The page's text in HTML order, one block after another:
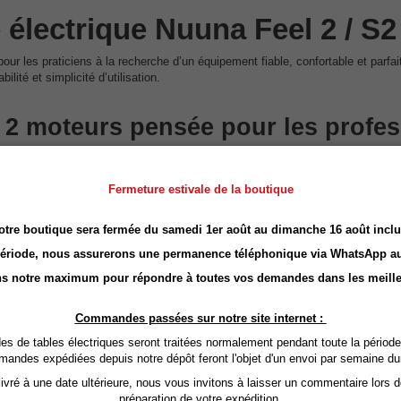
électrique Nuuna Feel 2 /
les praticiens à la recherche d’un équipement fiable, confortable et
et simplicité d’utilisation.
moteurs pensée pour les
son excellent rapport performance/prix, offrant une motorisation
praticien
généreusement rembourré assure un excellent maintien du
de travail à chaque morphologie, réduisant la fatigue et les tensions
cabinet et usage intensif
Fermeture estivale de la boutique
boutique sera fermée du samedi 1er août au dimanche 16 août
nous assurerons une permanence téléphonique via WhatsApp
notre maximum pour répondre à toutes vos demandes dans les
Commandes passées sur notre site internet :
de tables électriques seront traitées normalement pendant toute la
expédiées depuis notre dépôt feront l'objet d'un envoi par semaine
à une date ultérieure, nous vous invitons à laisser un commentaire
préparation de votre expédition.